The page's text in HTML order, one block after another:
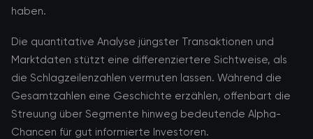
haben.
Die quantitative Analyse jüngster Transaktionen und
Marktdaten stützt eine differenziertere Sichtweise, als
die Schlagzeilenzahlen vermuten lassen. Während die
Gesamtzahlen eine Geschichte erzählen, offenbart die
Streuung über Segmente hinweg bedeutende Alpha-
Chancen für gut informierte Investoren.